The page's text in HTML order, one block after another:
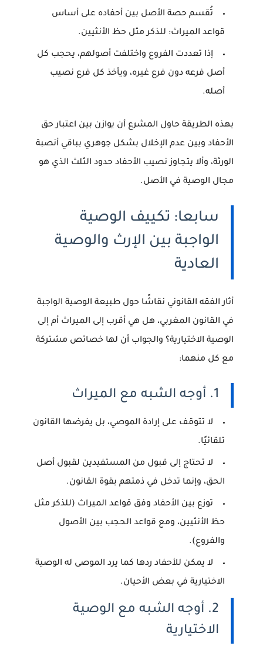
تُقسم حصة الأصل بين أحفاده على أساس
قواعد الميراث: للذكر مثل حظ الأنثيين.
إذا تعددت الفروع واختلفت أصولهم، يحجب كل
أصل فرعه دون فرع غيره، ويأخذ كل فرع نصيب
أصله.
بهذه الطريقة حاول المشرع أن يوازن بين اعتبار حق
الأحفاد وبين عدم الإخلال بشكل جوهري بباقي أنصبة
الورثة، وألا يتجاوز نصيب الأحفاد حدود الثلث الذي هو
مجال الوصية في الأصل.
سابعا: تكييف الوصية
الواجبة بين الإرث والوصية
العادية
أثار الفقه القانوني نقاشًا حول طبيعة الوصية الواجبة
في القانون المغربي، هل هي أقرب إلى الميراث أم إلى
الوصية الاختيارية؟ والجواب أن لها خصائص مشتركة
مع كل منهما:
1. أوجه الشبه مع الميراث
لا تتوقف على إرادة الموصي، بل يفرضها القانون
تلقائيًا.
لا تحتاج إلى قبول من المستفيدين لقبول أصل
الحق، وإنما تدخل في ذمتهم بقوة القانون.
توزع بين الأحفاد وفق قواعد الميراث (للذكر مثل
حظ الأنثيين، ومع قواعد الحجب بين الأصول
والفروع).
لا يمكن للأحفاد ردها كما يرد الموصى له الوصية
الاختيارية في بعض الأحيان.
2. أوجه الشبه مع الوصية
الاختيارية